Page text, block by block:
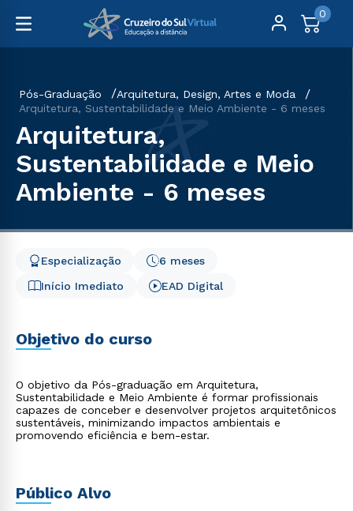
0
Pós-Graduação
Arquitetura, Design, Artes e Moda
Arquitetura, Sustentabilidade e Meio Ambiente - 6 meses
Arquitetura,
Sustentabilidade e Meio
Ambiente - 6 meses
Início Imediato
6 meses
Especialização
EAD Digital
Objetivo do curso
O objetivo da Pós-graduação em Arquitetura,
Sustentabilidade e Meio Ambiente é formar profissionais
capazes de conceber e desenvolver projetos arquitetônicos
sustentáveis, minimizando impactos ambientais e
promovendo eficiência e bem-estar.
Público Alvo